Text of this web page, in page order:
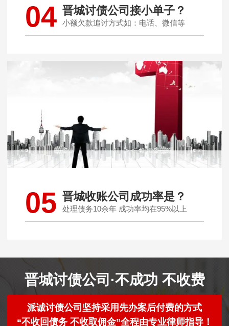
04 晋城讨债公司接小单子？
小额欠款追讨方式如：电话、微信等
05 晋城收账公司成功率是？
处理债务10余年 成功率均在95%以上
晋城讨债公司·不成功 不收费
派诚讨债公司坚持采用先办案后付费的方式
“不收回债务 不收取佣金”全程由专业律师指导！